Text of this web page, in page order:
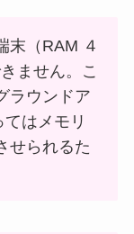
末（RAM ４
ません。こ
ラウンドア
はメモリ
せられるた